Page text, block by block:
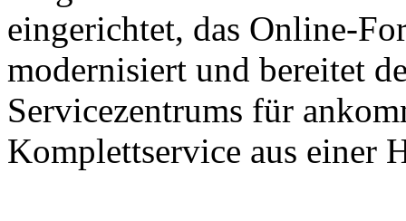
eingerichtet, das Online-
modernisiert und bereitet
Servicezentrums für
Komplettservice aus einer